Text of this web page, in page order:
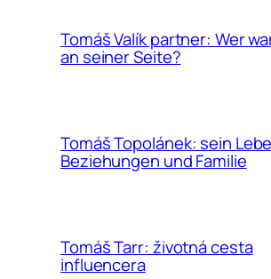
Tomáš Valík partner: Wer
an seiner Seite?
Tomáš Topolánek: sein
Beziehungen und Familie
Tomáš Tarr: životná cesta
influencera